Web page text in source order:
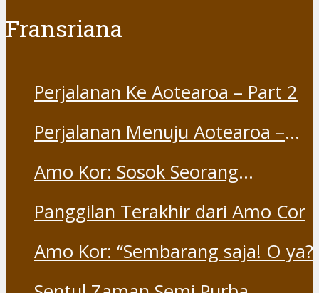
Fransriana
Perjalanan Ke Aotearoa – Part 2
Perjalanan Menuju Aotearoa –
Amo Kor: Sosok Seorang
Otentik
Panggilan Terakhir dari Amo Cor
Amo Kor: “Sembarang saja! O ya?